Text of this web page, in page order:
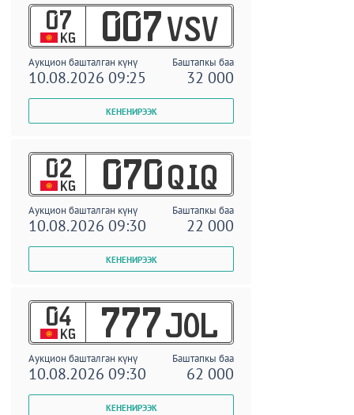
07
KG 007 VSV
Аукцион башталган күнү Баштапкы баа
10.08.2026 09:25 32 000
02
KG 070 QIQ
Аукцион башталган күнү Баштапкы баа
10.08.2026 09:30 22 000
04
KG 777 JOL
Аукцион башталган күнү Баштапкы баа
10.08.2026 09:30 62 000